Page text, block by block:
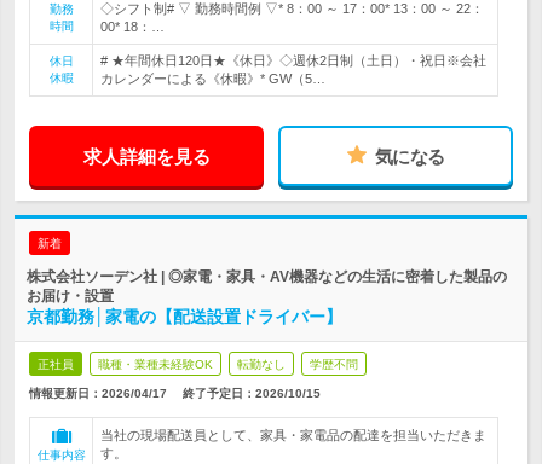
勤務
時間
◇シフト制# ▽ 勤務時間例 ▽* 8：00 ～ 17：00* 13：00 ～ 22：
00* 18：…
休日
休暇
# ★年間休日120日★《休日》◇週休2日制（土日）・祝日※会社
カレンダーによる《休暇》* GW（5…
求人詳細を見る 気になる
新着
株式会社ソーデン社 | ◎家電・家具・AV機器などの生活に密着した製品の
お届け・設置
京都勤務│家電の【配送設置ドライバー】
正社員 職種・業種未経験OK 転勤なし 学歴不問
情報更新日：2026/04/17 終了予定日： 2026/10/15
仕事内容
当社の現場配送員として、家具・家電品の配達を担当いただきま
す。